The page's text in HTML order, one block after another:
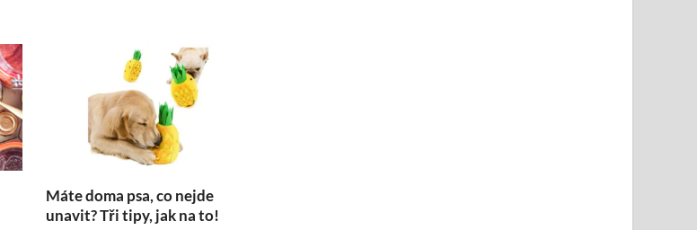
Máte doma psa, co nejde
unavit? Tři tipy, jak na to!